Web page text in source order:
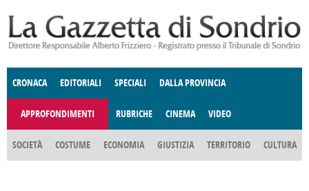
CRONACA EDITORIALI SPECIALI DALLA PROVINCIA
APPROFONDIMENTI
SOCIETÀ COSTUME ECONOMIA GIUSTIZIA TERRITORIO CULTURA
RUBRICHE CINEMA VIDEO